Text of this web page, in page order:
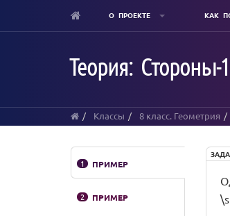
О ПРОЕКТЕ КАК
Теория: Стороны-
Классы 8 класс. Геометрия
1 ПРИМЕР
2 ПРИМЕР